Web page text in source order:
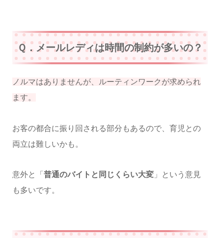
Ｑ．メールレディは時間の制約が多いの？
ノルマはありませんが、ルーティンワークが求められ
ます。
お客の都合に振り回される部分もあるので、育児との
両立は難しいかも。
意外と「 普通のバイトと同じくらい大変」という意見
も多いです。